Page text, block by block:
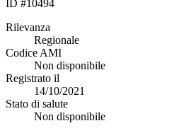
ID #10494
Rilevanza
Regionale
Codice AMI
Non disponibile
Registrato il
14/10/2021
Stato di salute
Non disponibile